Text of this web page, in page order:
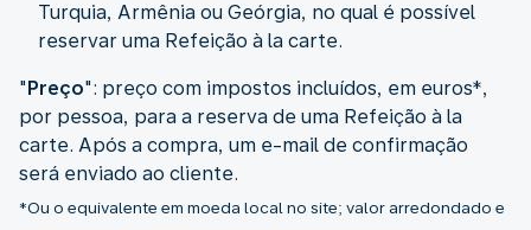
Turquia, Armênia ou Geórgia, no qual é possível
reservar uma Refeição à la carte.
"Preço": preço com impostos incluídos, em euros*,
por pessoa, para a reserva de uma Refeição à la
carte. Após a compra, um e-mail de confirmação
*Ou o equivalente em moeda local no site; valor arredondado e